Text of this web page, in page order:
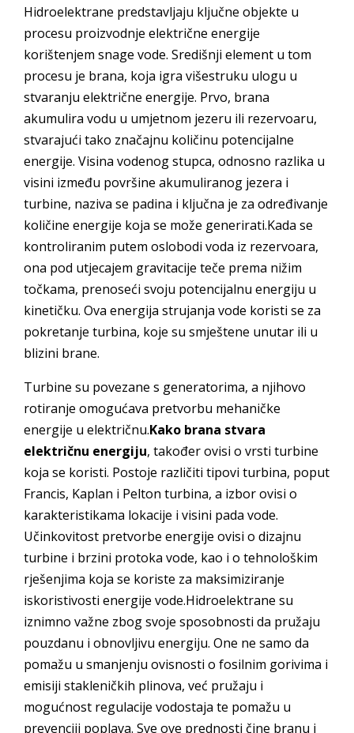
Hidroelektrane predstavljaju ključne objekte u
procesu proizvodnje električne energije
korištenjem snage vode. Središnji element u tom
procesu je brana, koja igra višestruku ulogu u
stvaranju električne energije. Prvo, brana
akumulira vodu u umjetnom jezeru ili rezervoaru,
stvarajući tako značajnu količinu potencijalne
energije. Visina vodenog stupca, odnosno razlika u
visini između površine akumuliranog jezera i
turbine, naziva se padina i ključna je za određivanje
količine energije koja se može generirati.Kada se
kontroliranim putem oslobodi voda iz rezervoara,
ona pod utjecajem gravitacije teče prema nižim
točkama, prenoseći svoju potencijalnu energiju u
kinetičku. Ova energija strujanja vode koristi se za
pokretanje turbina, koje su smještene unutar ili u
blizini brane.
Turbine su povezane s generatorima, a njihovo
rotiranje omogućava pretvorbu mehaničke
energije u električnu.Kako brana stvara
električnu energiju, također ovisi o vrsti turbine
koja se koristi. Postoje različiti tipovi turbina, poput
Francis, Kaplan i Pelton turbina, a izbor ovisi o
karakteristikama lokacije i visini pada vode.
Učinkovitost pretvorbe energije ovisi o dizajnu
turbine i brzini protoka vode, kao i o tehnološkim
rješenjima koja se koriste za maksimiziranje
iskoristivosti energije vode.Hidroelektrane su
iznimno važne zbog svoje sposobnosti da pružaju
pouzdanu i obnovljivu energiju. One ne samo da
pomažu u smanjenju ovisnosti o fosilnim gorivima i
emisiji stakleničkih plinova, već pružaju i
mogućnost regulacije vodostaja te pomažu u
prevenciji poplava. Sve ove prednosti čine branu i